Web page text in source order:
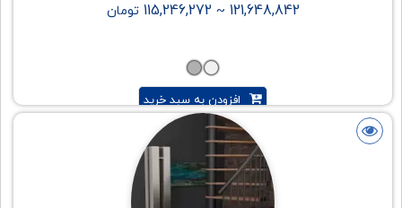
افزودن به سبد خرید
121,648,842
~
115,246,272 تومان